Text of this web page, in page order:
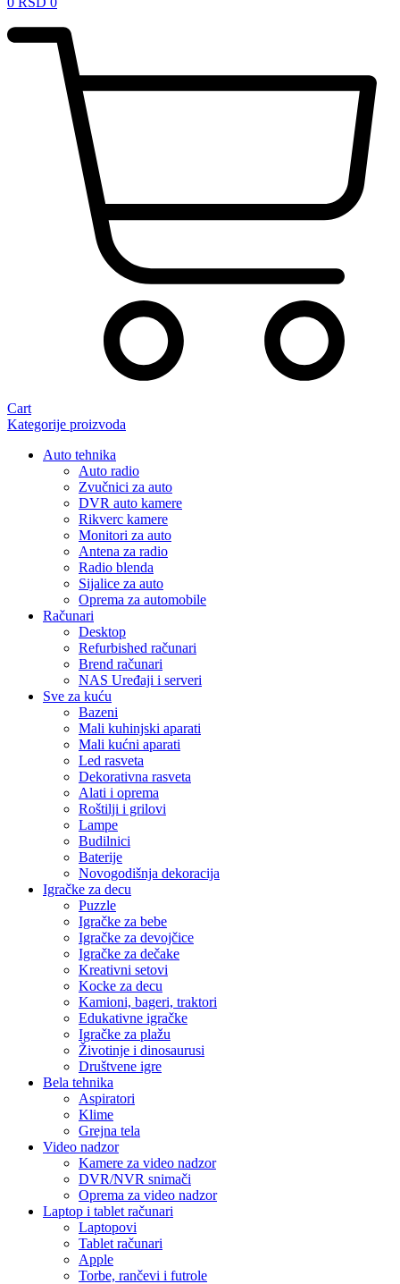
Cart
Kategorije proizvoda
Auto tehnika
Auto radio
Zvučnici za auto
DVR auto kamere
Rikverc kamere
Monitori za auto
Antena za radio
Radio blenda
Sijalice za auto
Oprema za automobile
Računari
Desktop
Refurbished računari
Brend računari
NAS Uređaji i serveri
Sve za kuću
Bazeni
Mali kuhinjski aparati
Mali kućni aparati
Led rasveta
Dekorativna rasveta
Alati i oprema
Roštilji i grilovi
Lampe
Budilnici
Baterije
Novogodišnja dekoracija
Igračke za decu
Puzzle
Igračke za bebe
Igračke za devojčice
Igračke za dečake
Kreativni setovi
Kocke za decu
Kamioni, bageri, traktori
Edukativne igračke
Igračke za plažu
Životinje i dinosaurusi
Društvene igre
Bela tehnika
Aspiratori
Klime
Grejna tela
Video nadzor
Kamere za video nadzor
DVR/NVR snimači
Oprema za video nadzor
Laptop i tablet računari
Laptopovi
Tablet računari
Apple
Torbe, rančevi i futrole